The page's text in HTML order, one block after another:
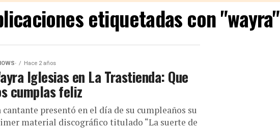
etiquetadas con "wayra"
Hace 2 años
Iglesias en La Trastienda: Que
cumplas feliz
cantante presentó en el día de su cumpleaños su
material discográfico titulado “La suerte de